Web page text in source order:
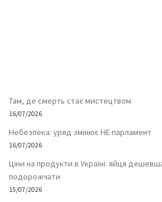
Там, де смерть стає мистецтвом
16/07/2026
Небезпека: уряд змінює НЕ парламент
16/07/2026
Ціни на продукти в Україні: яйця
подорожчати
15/07/2026